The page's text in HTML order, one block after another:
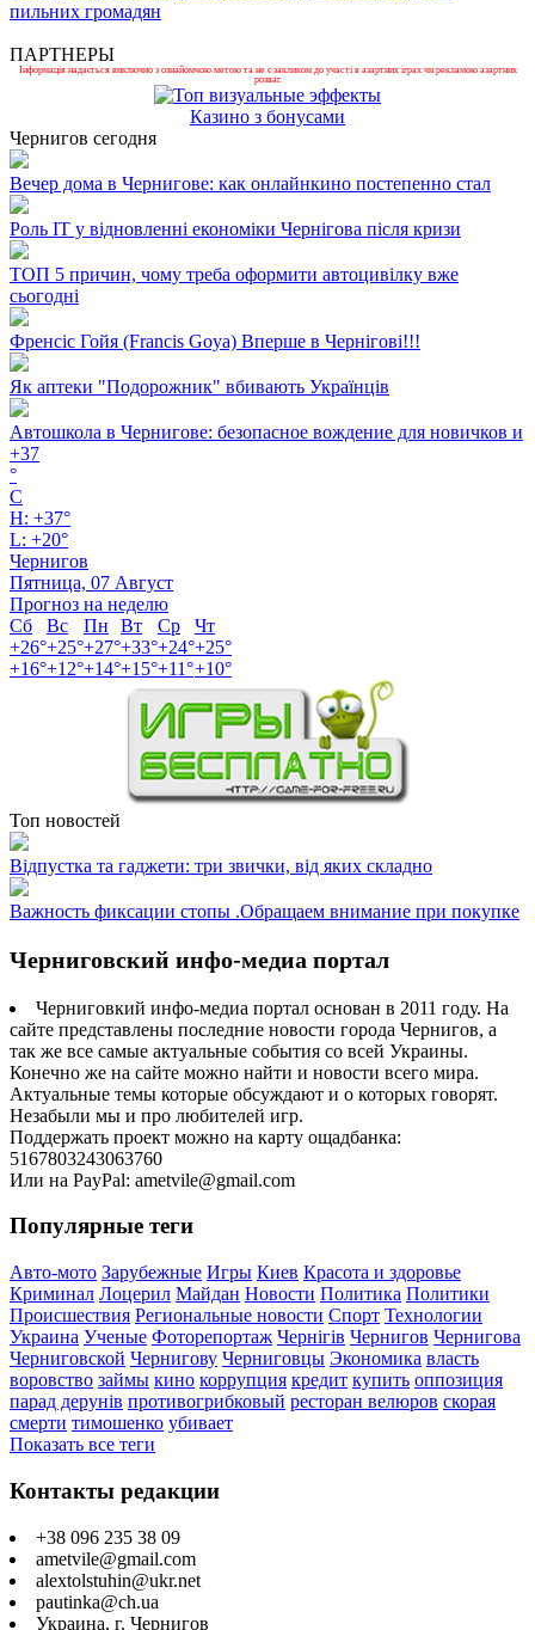
пильних громадян
ПАРТНЕРЫ
Інформація надається виключно з ознайомчою метою та не є закликом до участі в азартних іграх чи рекламою азартних
розваг.
Казино з бонусами
Чернигов сегодня
Вечер дома в Чернигове: как онлайнкино постепенно стал
Роль ІТ у відновленні економіки Чернігова після кризи
ТОП 5 причин, чому треба оформити автоцивілку вже
сьогодні
Френсіс Гойя (Francis Goya) Вперше в Чернігові!!!
Як аптеки "Подорожник" вбивають Українців
Автошкола в Чернигове: безопасное вождение для новичков и
+37
°
C
H: +37°
L: +20°
Чернигов
Пятница, 07 Август
Прогноз на неделю
Сб
Вс Пн Вт Ср
Чт
+26°+25°+27°+33°+24°+25°
+16°+12°+14°+15°+11°+10°
Топ новостей
Відпустка та гаджети: три звички, від яких складно
Важность фиксации стопы .Обращаем внимание при покупке
Черниговский инфо-медиа портал
Черниговкий инфо-медиа портал основан в 2011 году. На
сайте представлены последние новости города Чернигов, а
так же все самые актуальные события со всей Украины.
Конечно же на сайте можно найти и новости всего мира.
Актуальные темы которые обсуждают и о которых говорят.
Незабыли мы и про любителей игр.
Поддержать проект можно на карту ощадбанка:
5167803243063760
Или на PayPal: ametvile@gmail.com
Популярные теги
Авто-мото Зарубежные Игры Киев Красота и здоровье
Криминал Лоцерил Майдан Новости Политика Политики
Происшествия Региональные новости Спорт Технологии
Украина Ученые Фоторепортаж Чернігів Чернигов Чернигова
Черниговской Чернигову Черниговцы Экономика власть
воровство займы кино коррупция кредит купить оппозиция
парад дерунів противогрибковый ресторан велюров скорая
смерти тимошенко убивает
Показать все теги
Контакты редакции
+38 096 235 38 09
ametvile@gmail.com
alextolstuhin@ukr.net
pautinka@ch.ua
Украина, г. Чернигов